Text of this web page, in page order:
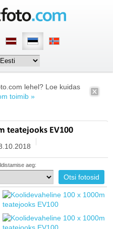
lehel? Loe kuidas
toimib »
teatejooks EV100
aeg: